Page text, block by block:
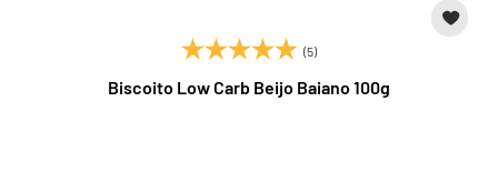
(5)
Biscoito Low Carb Beijo Baiano 100g